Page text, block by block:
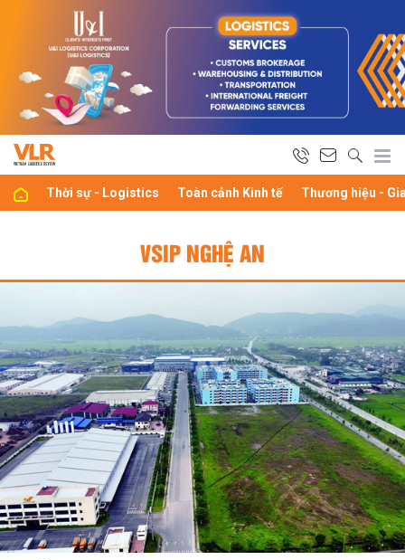
Thời sự - Logistics Toàn cảnh Kinh tế Thương hiệu -
VSIP NGHỆ AN